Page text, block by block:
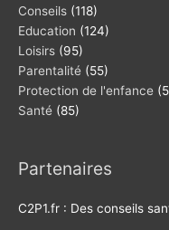
Conseils (118)
Education (124)
Loisirs (95)
Parentalité (55)
Protection de l'enfance
Santé (85)
Partenaires
C2P1.fr : Des conseils